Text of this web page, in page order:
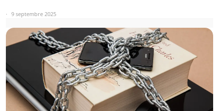
9 septembre 2025